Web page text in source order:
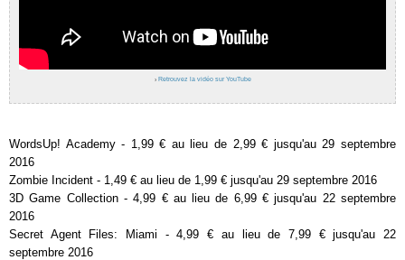
› Retrouvez la vidéo sur YouTube
WordsUp! Academy - 1,99 € au lieu de 2,99 € jusqu'au 29 septembre
2016
Zombie Incident - 1,49 € au lieu de 1,99 € jusqu'au 29 septembre 2016
3D Game Collection - 4,99 € au lieu de 6,99 € jusqu'au 22 septembre
2016
Secret Agent Files: Miami - 4,99 € au lieu de 7,99 € jusqu'au 22
septembre 2016